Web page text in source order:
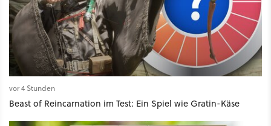
vor 4 Stunden
Beast of Reincarnation im Test: Ein Spiel wie Gratin-Käse